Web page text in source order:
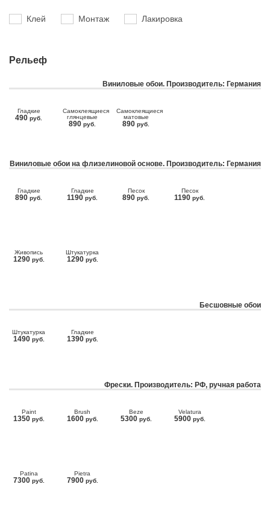
Клей Монтаж Лакировка
Рельеф
Виниловые обои. Производитель: Германия
Гладкие
490 руб.
Самоклеящиеся
глянцевые
890 руб.
Самоклеящиеся
матовые
890 руб.
Виниловые обои на флизелиновой основе. Производитель: Германия
Гладкие
890 руб.
Гладкие
1190 руб.
Песок
890 руб.
Песок
1190 руб.
Живопись
1290 руб.
Штукатурка
1290 руб.
Бесшовные обои
Штукатурка
1490 руб.
Гладкие
1390 руб.
Фрески. Производитель: РФ, ручная работа
Paint
1350 руб.
Brush
1600 руб.
Beze
5300 руб.
Velatura
5900 руб.
Patina
7300 руб.
Pietra
7900 руб.